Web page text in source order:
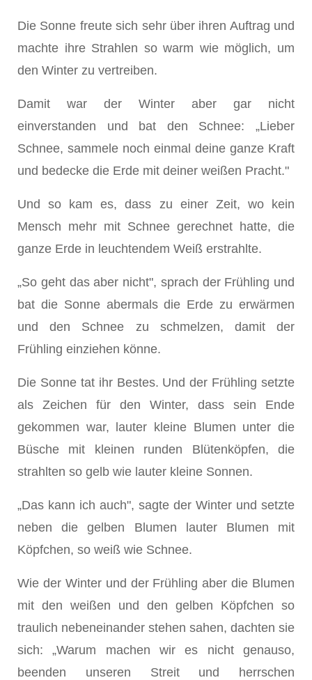
Die Sonne freute sich sehr über ihren Auftrag und
machte ihre Strahlen so warm wie möglich, um
den Winter zu vertreiben.
Damit war der Winter aber gar nicht
einverstanden und bat den Schnee: „Lieber
Schnee, sammele noch einmal deine ganze Kraft
und bedecke die Erde mit deiner weißen Pracht."
Und so kam es, dass zu einer Zeit, wo kein
Mensch mehr mit Schnee gerechnet hatte, die
ganze Erde in leuchtendem Weiß erstrahlte.
„So geht das aber nicht", sprach der Frühling und
bat die Sonne abermals die Erde zu erwärmen
und den Schnee zu schmelzen, damit der
Frühling einziehen könne.
Die Sonne tat ihr Bestes. Und der Frühling setzte
als Zeichen für den Winter, dass sein Ende
gekommen war, lauter kleine Blumen unter die
Büsche mit kleinen runden Blütenköpfen, die
strahlten so gelb wie lauter kleine Sonnen.
„Das kann ich auch", sagte der Winter und setzte
neben die gelben Blumen lauter Blumen mit
Köpfchen, so weiß wie Schnee.
Wie der Winter und der Frühling aber die Blumen
mit den weißen und den gelben Köpfchen so
traulich nebeneinander stehen sahen, dachten sie
sich: „Warum machen wir es nicht genauso,
beenden unseren Streit und herrschen